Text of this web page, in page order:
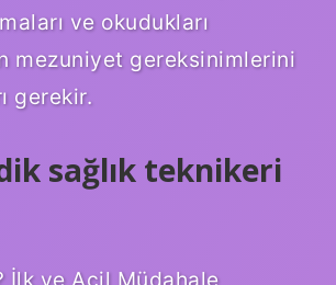
ve okudukları
mezuniyet gereksinimlerini
gerekir.
sağlık teknikeri
İlk ve Acil Müdahale